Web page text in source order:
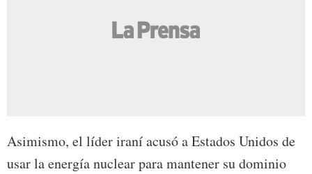
Asimismo, el líder iraní acusó a Estados Unidos de
usar la energía nuclear para mantener su dominio